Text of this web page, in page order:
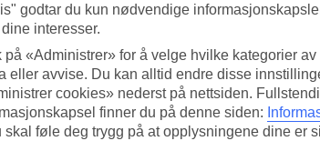
godtar du kun nødvendige
interesser.
på «Administrer» for å velge hvilke kategorier
eller avvise. Du kan alltid endre disse
cookies» nederst på nettsiden.
finner du på denne siden:
skal føle deg trygg på at opplysningene dine er